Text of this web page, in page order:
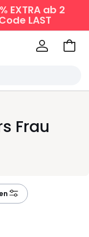
EXTRA ab 2
LAST
Zum
Frau